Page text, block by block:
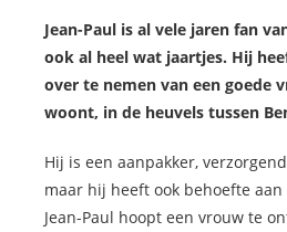
Jean-Paul is al vele jaren fan
ook al heel wat jaartjes. Hij
over te nemen van een goede
woont, in de heuvels tussen
Hij is een aanpakker,
maar hij heeft ook behoefte
Jean-Paul hoopt een vrouw te